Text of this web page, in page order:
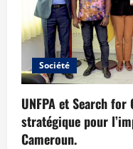
Société
UNFPA et Search
stratégique pour
Cameroun.